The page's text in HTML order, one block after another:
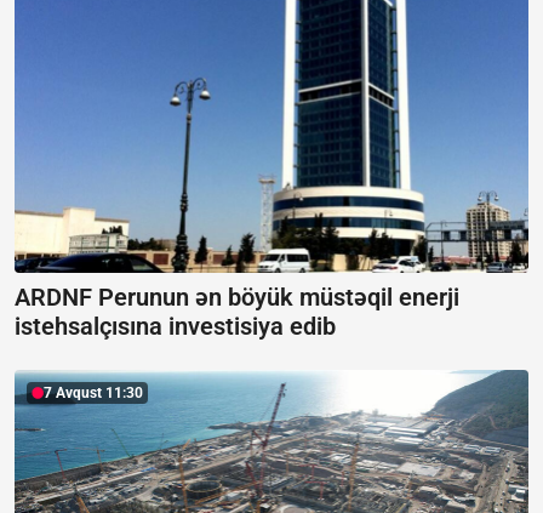
ARDNF Perunun ən böyük müstəqil enerji
istehsalçısına investisiya edib
7 Avqust 11:30